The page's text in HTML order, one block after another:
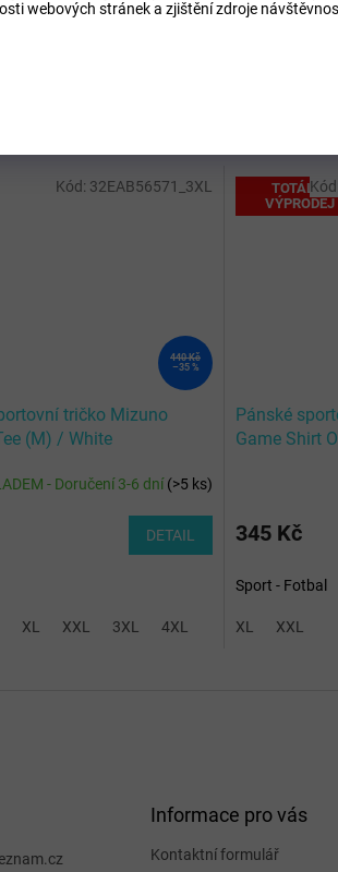
webových stránek a zjištění zdroje
440 Kč
–35 %
tričko Mizuno
(M) / White
- Doručení 3-6 dní(>5 ks)
DETAIL
XL XXL 3XL 4XL
Kód: 32EAB56571_3XL
TOTÁLNÍ
VÝPRODEJ
Pánské
Game Shirt
345 Kč
Sport - Fotbal
XL XXL
Kód:
Informace pro vás
Kontaktní formulář